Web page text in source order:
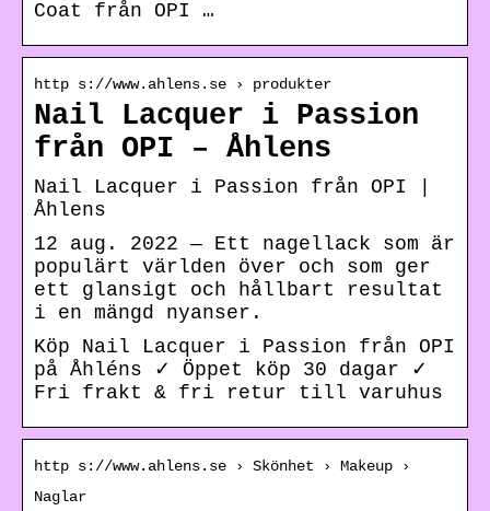
Coat från OPI …
http s://www.ahlens.se › produkter
Nail Lacquer i Passion
från OPI – Åhlens
Nail Lacquer i Passion från OPI |
Åhlens
12 aug. 2022 — Ett nagellack som är
populärt världen över och som ger
ett glansigt och hållbart resultat
i en mängd nyanser.
Köp Nail Lacquer i Passion från OPI
på Åhléns ✓ Öppet köp 30 dagar ✓
Fri frakt & fri retur till varuhus
http s://www.ahlens.se › Skönhet › Makeup ›
Naglar